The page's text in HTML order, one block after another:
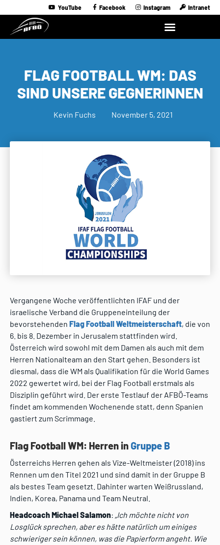
YouTube Facebook Instagram Intranet
FLAG FOOTBALL WM: DAS
SIND UNSERE GEGNERINNEN
Kevin Fuchs November 5, 2021
Vergangene Woche veröffentlichten IFAF und der
israelische Verband die Gruppeneinteilung der
bevorstehenden Flag Football Weltmeisterschaft, die von
6. bis 8. Dezember in Jerusalem stattfinden wird.
Österreich wird sowohl mit dem Damen als auch mit dem
Herren Nationalteam an den Start gehen. Besonders ist
diesmal, dass die WM als Qualifikation für die World Games
2022 gewertet wird, bei der Flag Football erstmals als
Disziplin geführt wird. Der erste Testlauf der AFBÖ-Teams
findet am kommenden Wochenende statt, denn Spanien
gastiert zum Scrimmage.
Flag Football WM: Herren inGruppe B
Österreichs Herren gehen als Vize-Weltmeister (2018) ins
Rennen um den Titel 2021 und sind damit in der Gruppe B
als bestes Team gesetzt. Dahinter warten Weißrussland,
Indien, Korea, Panama und Team Neutral.
Headcoach Michael Salamon: „Ich möchte nicht von
Losglück sprechen, aber es hätte natürlich um einiges
schwieriger sein können, was die Papierform angeht. Wie